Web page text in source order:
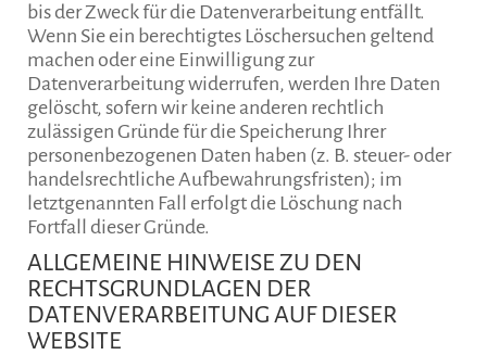
bis der Zweck für die Datenverarbeitung entfällt.
Wenn Sie ein berechtigtes Löschersuchen geltend
machen oder eine Einwilligung zur
Datenverarbeitung widerrufen, werden Ihre Daten
gelöscht, sofern wir keine anderen rechtlich
zulässigen Gründe für die Speicherung Ihrer
personenbezogenen Daten haben (z. B. steuer- oder
handelsrechtliche Aufbewahrungsfristen); im
letztgenannten Fall erfolgt die Löschung nach
Fortfall dieser Gründe.
ALLGEMEINE HINWEISE ZU DEN
RECHTSGRUNDLAGEN DER
DATENVERARBEITUNG AUF DIESER
WEBSITE